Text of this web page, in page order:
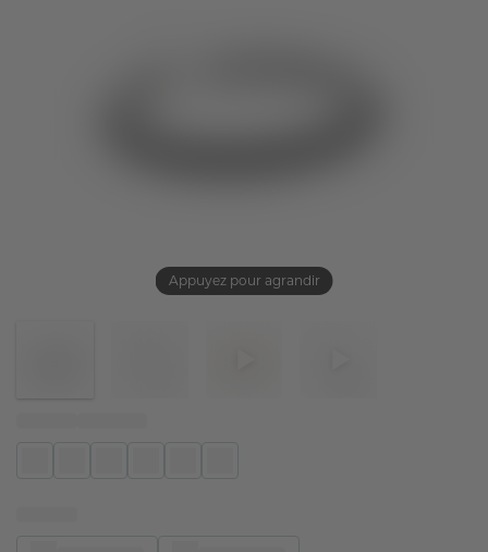
Appuyez pour agrandir